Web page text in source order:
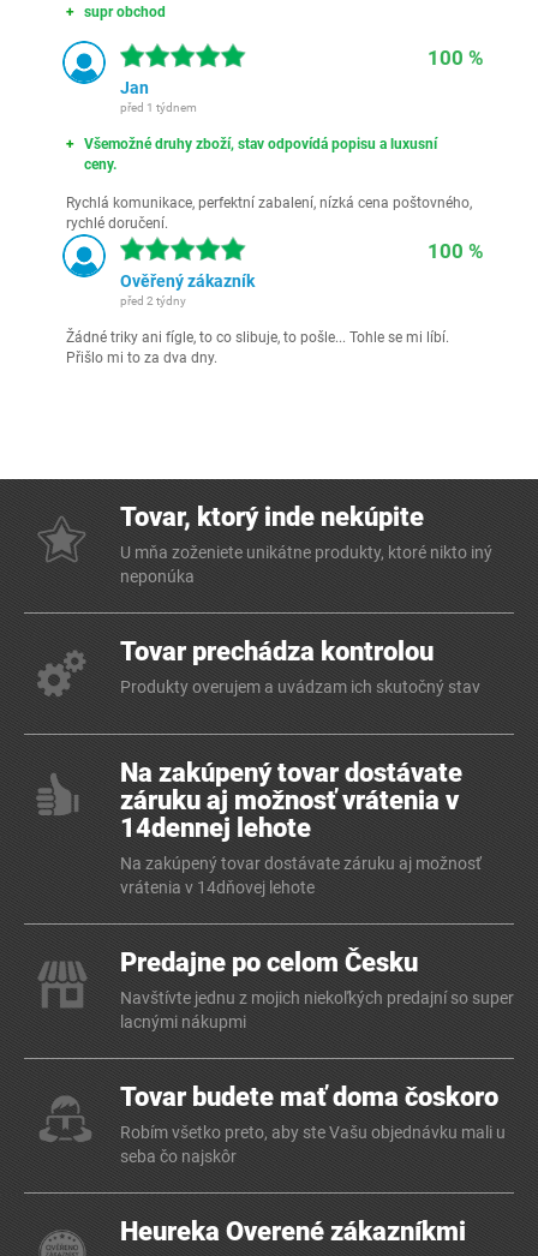
supr obchod
100 %
Jan
před 1 týdnem
Všemožné druhy zboží, stav odpovídá popisu a luxusní
ceny.
Rychlá komunikace, perfektní zabalení, nízká cena poštovného,
rychlé doručení.
100 %
Ověřený zákazník
před 2 týdny
Žádné triky ani fígle, to co slibuje, to pošle... Tohle se mi líbí.
Přišlo mi to za dva dny.
Tovar, ktorý inde nekúpite
U mňa zoženiete unikátne produkty, ktoré nikto iný
neponúka
Tovar prechádza kontrolou
Produkty overujem a uvádzam ich skutočný stav
Na zakúpený tovar dostávate
záruku aj možnosť vrátenia v
14dennej lehote
Na zakúpený tovar dostávate záruku aj možnosť
vrátenia v 14dňovej lehote
Predajne po celom Česku
Navštívte jednu z mojich niekoľkých predajní so super
lacnými nákupmi
Tovar budete mať doma čoskoro
Robím všetko preto, aby ste Vašu objednávku mali u
seba čo najskôr
Heureka Overené zákazníkmi